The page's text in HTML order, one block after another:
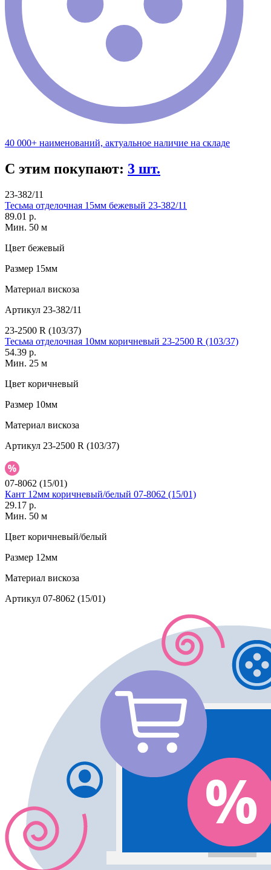
40 000+ наименований, актуальное наличие на складе
С этим покупают: 3 шт.
23-382/11
Тесьма отделочная 15мм бежевый 23-382/11
89.01 р.
Мин. 50 м
Цвет бежевый
Размер 15мм
Материал вискоза
Артикул 23-382/11
23-2500 R (103/37)
Тесьма отделочная 10мм коричневый 23-2500 R (103/37)
54.39 р.
Мин. 25 м
Цвет коричневый
Размер 10мм
Материал вискоза
Артикул 23-2500 R (103/37)
07-8062 (15/01)
Кант 12мм коричневый/белый 07-8062 (15/01)
29.17 р.
Мин. 50 м
Цвет коричневый/белый
Размер 12мм
Материал вискоза
Артикул 07-8062 (15/01)